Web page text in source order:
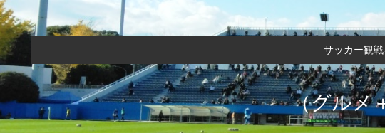
サッカー観
（グルメ